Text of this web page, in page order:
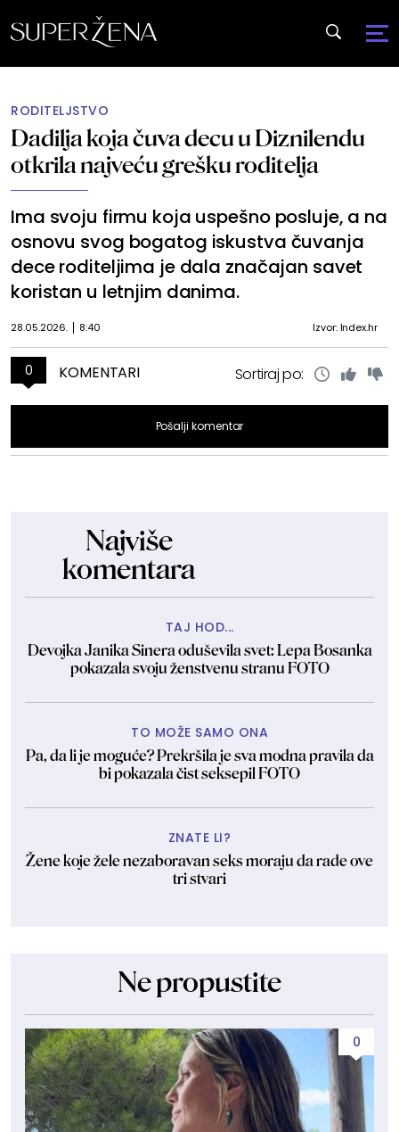
RODITELJSTVO
Dadilja koja čuva decu u Diznilendu
otkrila najveću grešku roditelja
Ima svoju firmu koja uspešno posluje, a na
osnovu svog bogatog iskustva čuvanja
dece roditeljima je dala značajan savet
koristan u letnjim danima.
28.05.2026. 8:40 Izvor: Index.hr
0 KOMENTARI Sortiraj po:
Pošalji komentar
Najviše
komentara
TAJ HOD...
Devojka Janika Sinera oduševila svet: Lepa Bosanka
pokazala svoju ženstvenu stranu FOTO
TO MOŽE SAMO ONA
Pa, da li je moguće? Prekršila je sva modna pravila da
bi pokazala čist seksepil FOTO
ZNATE LI?
Žene koje žele nezaboravan seks moraju da rade ove
tri stvari
Ne propustite
0